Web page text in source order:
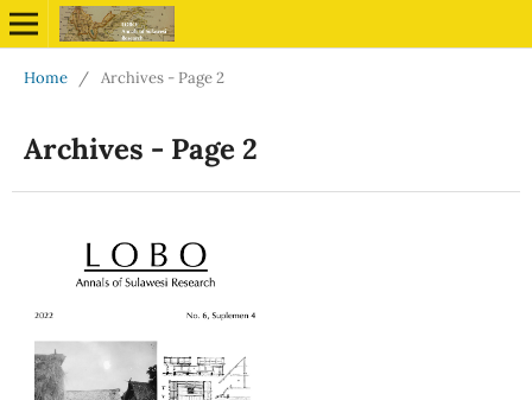
Home / Archives - Page 2
Archives - Page 2